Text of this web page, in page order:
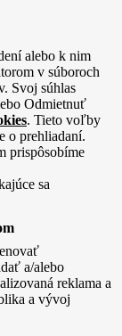
alebo k nim
v súboroch
Svoj súhlas
Odmietnuť
. Tieto voľby
o prehliadaní.
prispôsobíme
sa
a/alebo
reklama a
a vývoj